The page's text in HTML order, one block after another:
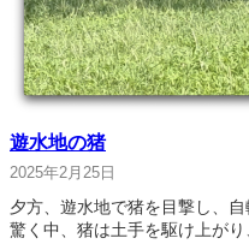
遊水地の猪
2025年2月25日
夕方、遊水地で猪を目撃し、
驚く中、猪は土手を駆け上が